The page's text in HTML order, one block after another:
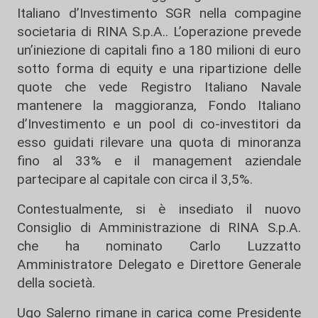
Italiano d’Investimento SGR nella compagine
societaria di RINA S.p.A.. L’operazione prevede
un’iniezione di capitali fino a 180 milioni di euro
sotto forma di equity e una ripartizione delle
quote che vede Registro Italiano Navale
mantenere la maggioranza, Fondo Italiano
d’Investimento e un pool di co-investitori da
esso guidati rilevare una quota di minoranza
fino al 33% e il management aziendale
partecipare al capitale con circa il 3,5%.
Contestualmente, si è insediato il nuovo
Consiglio di Amministrazione di RINA S.p.A.
che ha nominato Carlo Luzzatto
Amministratore Delegato e Direttore Generale
della società.
Ugo Salerno rimane in carica come Presidente